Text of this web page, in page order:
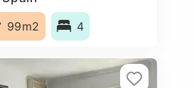
99m2 4